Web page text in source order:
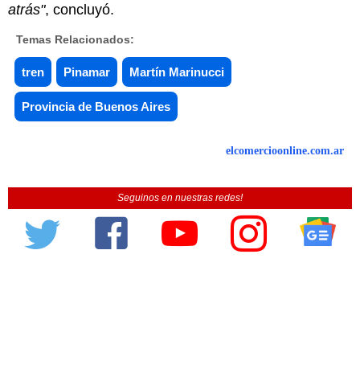
atrás", concluyó.
Temas Relacionados:
tren Pinamar Martín Marinucci
Provincia de Buenos Aires
elcomercioonline.com.ar
Seguinos en nuestras redes!